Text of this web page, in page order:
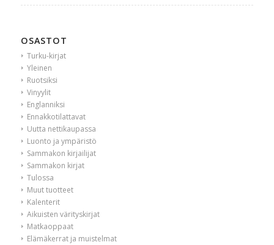
OSASTOT
Turku-kirjat
Yleinen
Ruotsiksi
Vinyylit
Englanniksi
Ennakkotilattavat
Uutta nettikaupassa
Luonto ja ympäristö
Sammakon kirjailijat
Sammakon kirjat
Tulossa
Muut tuotteet
Kalenterit
Aikuisten värityskirjat
Matkaoppaat
Elämäkerrat ja muistelmat